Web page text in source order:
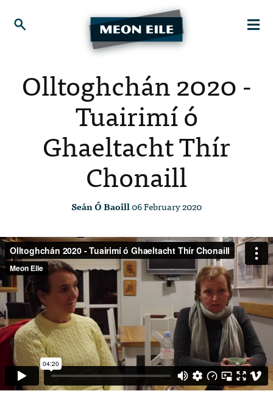
Olltoghchán 2020 -
Tuairimí ó
Ghaeltacht Thír
Chonaill
Seán Ó Baoill06 February 2020